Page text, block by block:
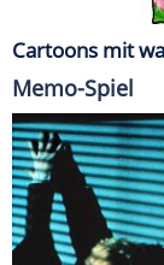
Cartoons mit
Memo-Spiel